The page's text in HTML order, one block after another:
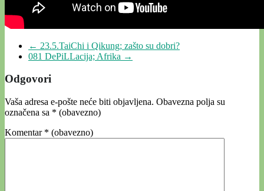
← 23.5.TaiChi i Qikung; zašto su dobri?
081 DePiLLacija; Afrika →
Odgovori
Vaša adresa e-pošte neće biti objavljena. Obavezna polja su
označena sa * (obavezno)
Komentar * (obavezno)